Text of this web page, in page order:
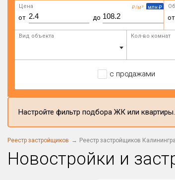
₽/м² млн ₽
Цена
от до от
Вид объекта Кол-во комнат
с продажами
Настройте фильтр подбора ЖК или
Реестр застройщиков Реестр застройщиков
Новостройки и